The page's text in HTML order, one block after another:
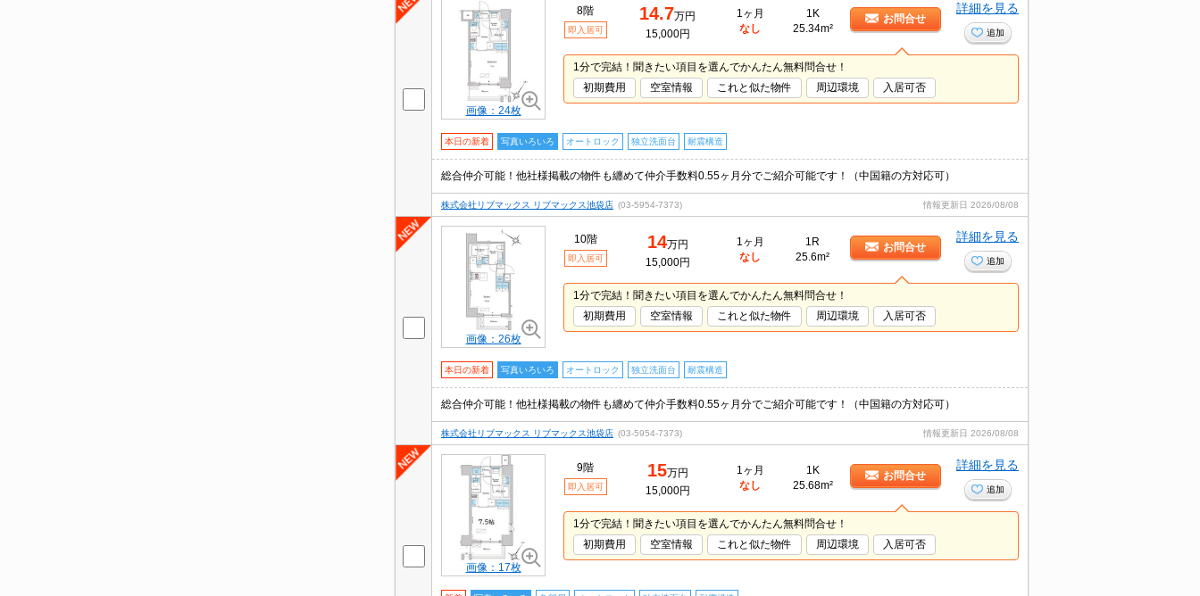
画像：24枚
8階
即入居可
14.7万円
15,000円
1ヶ月
なし
1K
25.34m²
お問合せ
詳細を見る
追加
1分で完結！聞きたい項目を選んでかんたん無料問合せ！
初期費用
空室情報 これと似た物件 周辺環境 入居可否
本日の新着 写真いろいろ オートロック 独立洗面台 耐震構造
総合仲介可能！他社様掲載の物件も纏めて仲介手数料0.55ヶ月分でご紹介可能です！（中国籍の方対応可）
株式会社リブマックス リブマックス池袋店 (03-5954-7373) 情報更新日 2026/08/08
画像：26枚
10階
即入居可
14万円
15,000円
1ヶ月
なし
1R
25.6m²
お問合せ
詳細を見る
追加
1分で完結！聞きたい項目を選んでかんたん無料問合せ！
初期費用
空室情報 これと似た物件 周辺環境 入居可否
本日の新着 写真いろいろ オートロック 独立洗面台 耐震構造
総合仲介可能！他社様掲載の物件も纏めて仲介手数料0.55ヶ月分でご紹介可能です！（中国籍の方対応可）
株式会社リブマックス リブマックス池袋店 (03-5954-7373) 情報更新日 2026/08/08
画像：17枚
9階
即入居可
15万円
15,000円
1ヶ月
なし
1K
25.68m²
お問合せ
詳細を見る
追加
1分で完結！聞きたい項目を選んでかんたん無料問合せ！
初期費用
空室情報 これと似た物件 周辺環境 入居可否